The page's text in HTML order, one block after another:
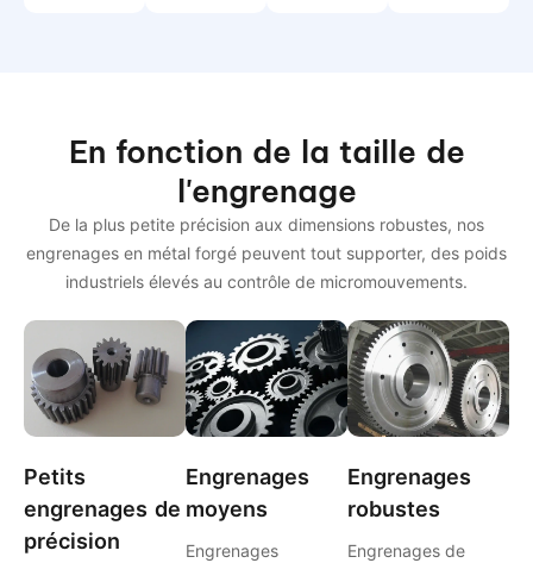
En fonction de la taille de
l'engrenage
De la plus petite précision aux dimensions robustes, nos
engrenages en métal forgé peuvent tout supporter, des poids
industriels élevés au contrôle de micromouvements.
Petits
engrenages de
précision
Engrenages
moyens
Engrenages
Engrenages
robustes
Engrenages de